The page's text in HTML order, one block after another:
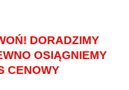
DORADZIMY
OSIĄGNIEMY
CENOWY